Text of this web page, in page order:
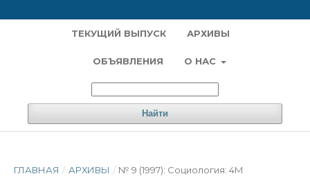
ТЕКУЩИЙ ВЫПУСК АРХИВЫ
ОБЪЯВЛЕНИЯ О НАС
Найти
ГЛАВНАЯ / АРХИВЫ / № 9 (1997): Социология: 4М